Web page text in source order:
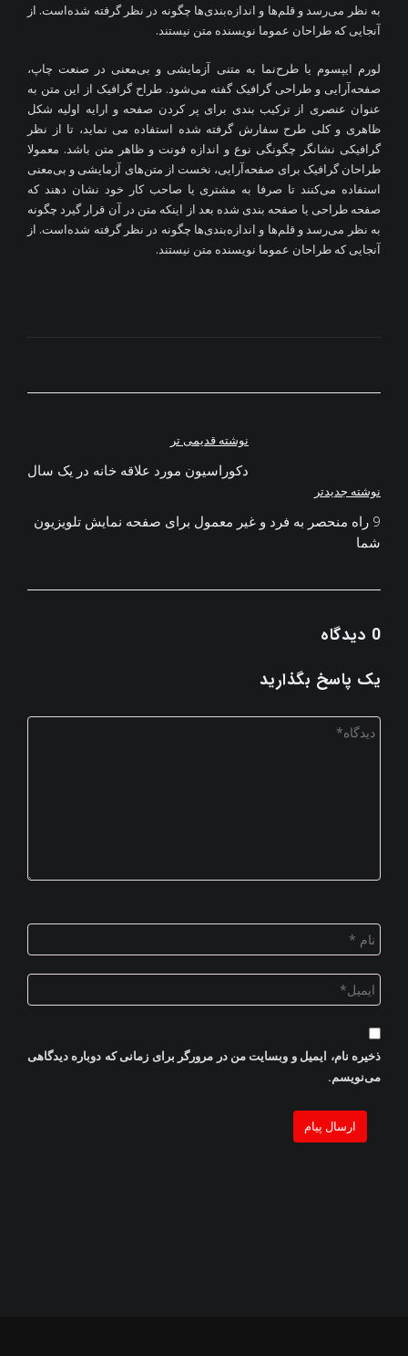
به نظر می‌رسد و قلم‌ها و اندازه‌بندی‌ها چگونه در نظر گرفته شده‌است. از
آنجایی که طراحان عموما نویسنده متن نیستند.
لورم ایپسوم یا طرح‌نما به متنی آزمایشی و بی‌معنی در صنعت چاپ،
صفحه‌آرایی و طراحی گرافیک گفته می‌شود. طراح گرافیک از این متن به
عنوان عنصری از ترکیب بندی برای پر کردن صفحه و ارایه اولیه شکل
ظاهری و کلی طرح سفارش گرفته شده استفاده می نماید، تا از نظر
گرافیکی نشانگر چگونگی نوع و اندازه فونت و ظاهر متن باشد. معمولا
طراحان گرافیک برای صفحه‌آرایی، نخست از متن‌های آزمایشی و بی‌معنی
استفاده می‌کنند تا صرفا به مشتری یا صاحب کار خود نشان دهند که
صفحه طراحی یا صفحه بندی شده بعد از اینکه متن در آن قرار گیرد چگونه
به نظر می‌رسد و قلم‌ها و اندازه‌بندی‌ها چگونه در نظر گرفته شده‌است. از
آنجایی که طراحان عموما نویسنده متن نیستند.
نوشته قدیمی تر
دکوراسیون مورد علاقه خانه در یک سال
نوشته جدیدتر
9 راه منحصر به فرد و غیر معمول برای صفحه نمایش تلویزیون
شما
0 دیدگاه
یک پاسخ بگذارید
ذخیره نام، ایمیل و وبسایت من در مرورگر برای زمانی که دوباره دیدگاهی
می‌نویسم.